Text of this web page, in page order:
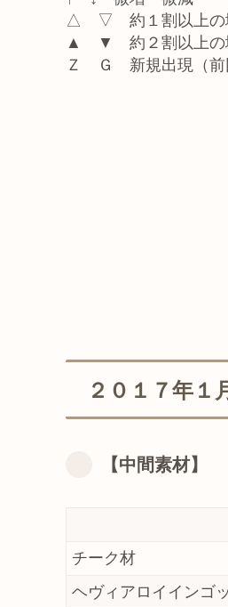
△ ▽ 約１割以上の
▲ ▼ 約２割以上の
Ｚ Ｇ 新規出現（前
２０１７年
【中間素材】
チーク材
ヘヴィアロイインゴ